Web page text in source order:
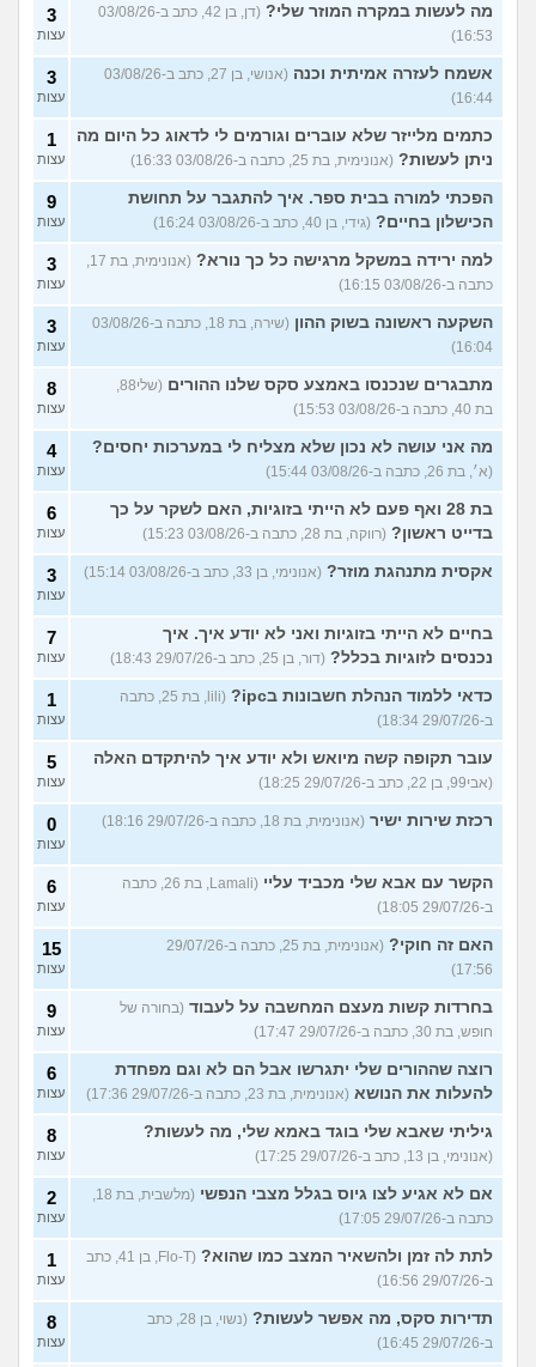
מה לעשות במקרה המוזר שלי?
(דן, בן 42, כתב ב-03/08/26
16:53)
3
עצות
אשמח לעזרה אמיתית וכנה
(אנושי, בן 27, כתב ב-03/08/26
16:44)
3
עצות
כתמים מלייזר שלא עוברים וגורמים לי לדאוג כל היום מה
ניתן לעשות? (אנונימית, בת 25, כתבה ב-03/08/26 16:33)
1
עצות
הפכתי למורה בבית ספר. איך להתגבר על תחושת
הכישלון בחיים? (גידי, בן 40, כתב ב-03/08/26 16:24)
9
עצות
למה ירידה במשקל מרגישה כל כך נורא?
כתבה ב-03/08/26 16:15)
3
עצות
השקעה ראשונה בשוק ההון
(שירה, בת 18, כתבה ב-03/08/26
16:04)
3
עצות
מתבגרים שנכנסו באמצע סקס שלנו ההורים
בת 40, כתבה ב-03/08/26 15:53)
8
עצות
מה אני עושה לא נכון שלא מצליח לי במערכות יחסים?
(א׳, בת 26, כתבה ב-03/08/26 15:44)
4
עצות
בת 28 ואף פעם לא הייתי בזוגיות, האם לשקר על כך
בדייט ראשון? (רווקה, בת 28, כתבה ב-03/08/26 15:23)
6
עצות
אקסית מתנהגת מוזר? (אנונימי, בן 33, כתב ב-03/08/26 15:14) 3
עצות
בחיים לא הייתי בזוגיות ואני לא יודע איך. איך
נכנסים לזוגיות בכלל? (דור, בן 25, כתב ב-29/07/26 18:43)
7
עצות
כדאי ללמוד הנהלת חשבונות בipc?
(lili, בת 25, כתבה
ב-29/07/26 18:34)
1
עצות
עובר תקופה קשה מיואש ולא יודע איך להיתקדם האלה
(אבי99, בן 22, כתב ב-29/07/26 18:25)
5
עצות
רכזת שירות ישיר (אנונימית, בת 18, כתבה ב-29/07/26 18:16) 0
עצות
הקשר עם אבא שלי מכביד עליי
(Lamali, בת 26, כתבה
ב-29/07/26 18:05)
6
עצות
האם זה חוקי?
(אנונימית, בת 25, כתבה ב-29/07/26
17:56)
15
עצות
בחרדות קשות מעצם המחשבה על לעבוד (בחורה של
חופש, בת 30, כתבה ב-29/07/26 17:47)
9
עצות
רוצה שההורים שלי יתגרשו אבל הם לא וגם מפחדת
להעלות את הנושא (אנונימית, בת 23, כתבה ב-29/07/26 17:36)
6
עצות
גיליתי שאבא שלי בוגד באמא שלי, מה לעשות?
(אנונימי, בן 13, כתב ב-29/07/26 17:25)
8
עצות
אם לא אגיע לצו גיוס בגלל מצבי הנפשי
כתבה ב-29/07/26 17:05)
2
עצות
לתת לה זמן ולהשאיר המצב כמו שהוא?
(Flo-T, בן 41, כתב
ב-29/07/26 16:56)
1
עצות
תדירות סקס, מה אפשר לעשות?
(נשוי, בן 28, כתב
ב-29/07/26 16:45)
8
עצות